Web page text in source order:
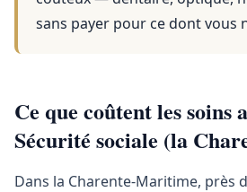
sans payer pour ce dont vous
Ce que coûtent les soins
Sécurité sociale (la
Dans la Charente-Maritime, près